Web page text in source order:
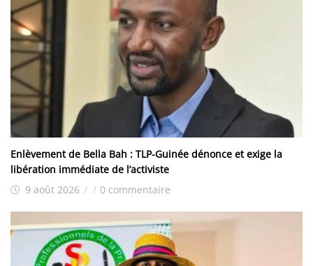
Enlèvement de Bella Bah : TLP-Guinée dénonce et exige la
libération immédiate de l’activiste
9 août 2026 / / 0 commentaire